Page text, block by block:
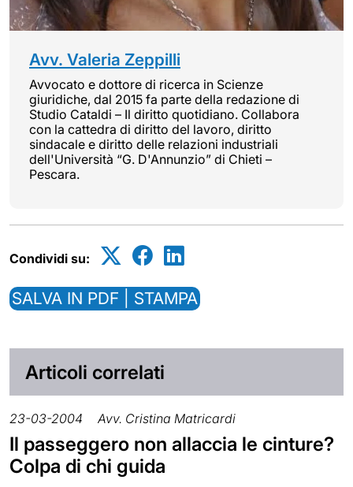
Avv. Valeria Zeppilli
Avvocato e dottore di ricerca in Scienze
giuridiche, dal 2015 fa parte della redazione di
Studio Cataldi – Il diritto quotidiano. Collabora
con la cattedra di diritto del lavoro, diritto
sindacale e diritto delle relazioni industriali
dell'Università “G. D'Annunzio” di Chieti –
Pescara.
Condividi su:
SALVA IN PDF | STAMPA
Articoli correlati
23-03-2004 Avv. Cristina Matricardi
Il passeggero non allaccia le cinture?
Colpa di chi guida